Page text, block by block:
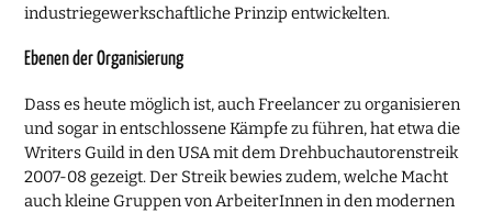
industriegewerkschaftliche Prinzip entwickelten.
Ebenen der Organisierung
Dass es heute möglich ist, auch Freelancer zu organisieren
und sogar in entschlossene Kämpfe zu führen, hat etwa die
Writers Guild in den USA mit dem Drehbuchautorenstreik
2007-08 gezeigt. Der Streik bewies zudem, welche Macht
auch kleine Gruppen von ArbeiterInnen in den modernen